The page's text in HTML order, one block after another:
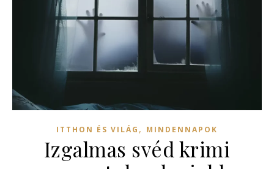
ITTHON ÉS VILÁG , MINDENNAPOK
Izgalmas svéd krimi